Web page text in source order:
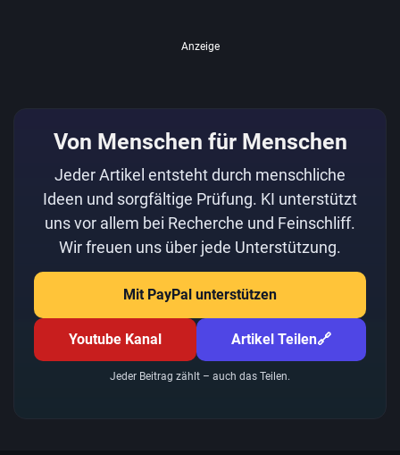
Anzeige
Von Menschen für Menschen
Jeder Artikel entsteht durch menschliche
Ideen und sorgfältige Prüfung. KI unterstützt
uns vor allem bei Recherche und Feinschliff.
Wir freuen uns über jede Unterstützung.
Mit PayPal unterstützen
Youtube Kanal Artikel Teilen🔗
Jeder Beitrag zählt – auch das Teilen.